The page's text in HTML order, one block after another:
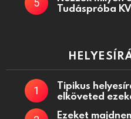
Tudáspróba
Tipikus
elköveted
Ezeket